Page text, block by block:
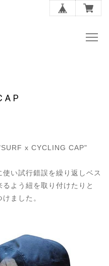
x CYCLING CAP"
い試行錯誤を繰り返しベス
よう紐を取り付けたりと
ました。